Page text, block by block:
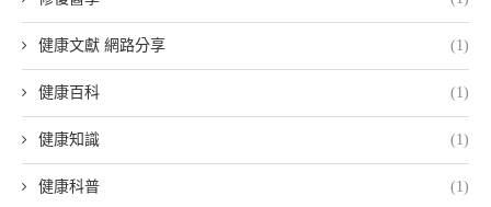
健康文獻 網路分享 (1)
健康百科 (1)
健康知識 (1)
健康科普 (1)